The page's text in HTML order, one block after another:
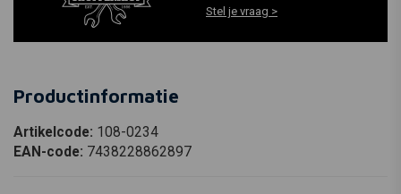
Stel je vraag >
Productinformatie
Artikelcode: 108-0234
EAN-code: 7438228862897